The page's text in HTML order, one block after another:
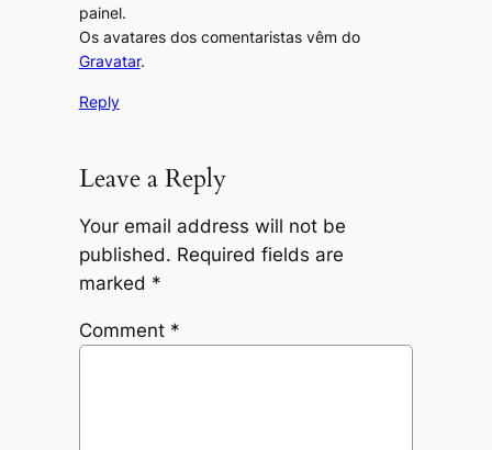
painel.
Os avatares dos comentaristas vêm do
Gravatar.
Reply
Leave a Reply
Your email address will not be
published. Required fields are
marked *
Comment *